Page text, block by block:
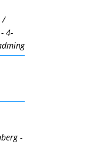
/
4-
-